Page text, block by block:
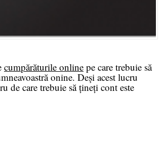
cumpărăturile online pe care trebuie să
onine. Deși acest lucru
de care trebuie să țineți cont este